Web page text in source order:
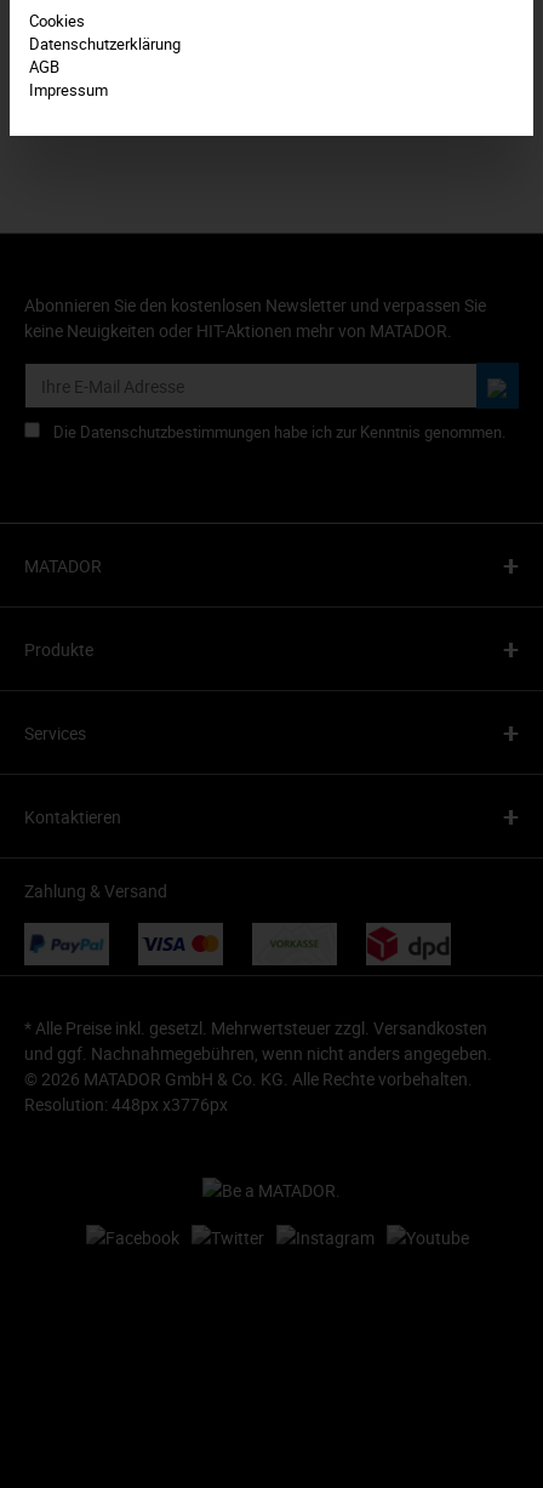
Bewertungen
Produkt FAQs
Abonnieren Sie den kostenlosen Newsletter und verpassen Sie
keine Neuigkeiten oder HIT-Aktionen mehr von MATADOR.
Die Datenschutzbestimmungen habe ich zur Kenntnis genommen.
MATADOR +
Produkte +
Services +
Kontaktieren +
Zahlung & Versand
* Alle Preise inkl. gesetzl. Mehrwertsteuer zzgl. Versandkosten
und ggf. Nachnahmegebühren, wenn nicht anders angegeben.
© 2026 MATADOR GmbH & Co. KG. Alle Rechte vorbehalten.
Resolution: 448px x3776px
Cookies
Datenschutzerklärung
AGB
Impressum